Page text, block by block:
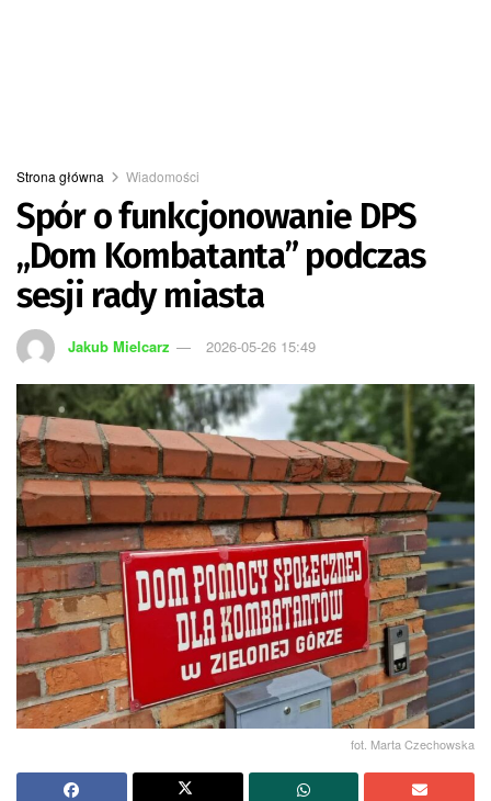
Strona główna Wiadomości
Spór o funkcjonowanie DPS
„Dom Kombatanta” podczas
sesji rady miasta
Jakub Mielcarz 2026-05-26 15:49
fot. Marta Czechowska